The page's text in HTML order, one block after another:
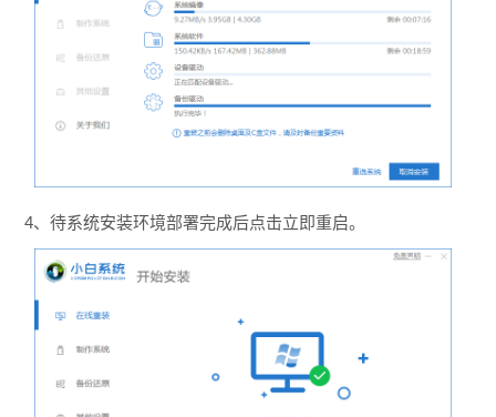
4、待系统安装环境部署完成后点击立即重启。